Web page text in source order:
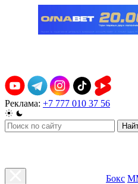
Реклама: +7 777 010 37 56
Бокс